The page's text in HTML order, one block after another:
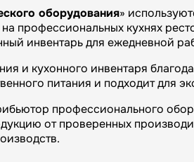
оборудования»
профессиональных кухнях
инвентарь для ежедневной
и кухонного инвентаря
питания и подходит для
профессионального
от проверенных